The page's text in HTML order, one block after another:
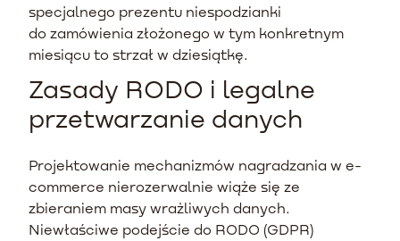
specjalnego prezentu niespodzianki
do zamówienia złożonego w tym konkretnym
miesiącu to strzał w dziesiątkę.
Zasady RODO i legalne
przetwarzanie danych
Projektowanie mechanizmów nagradzania w e-
commerce nierozerwalnie wiąże się ze
zbieraniem masy wrażliwych danych.
Niewłaściwe podejście do RODO (GDPR)